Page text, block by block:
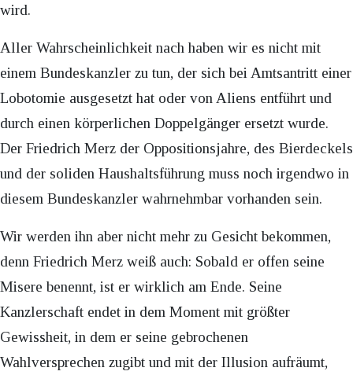
wird.
Aller Wahrscheinlichkeit nach haben wir es nicht mit
einem Bundeskanzler zu tun, der sich bei Amtsantritt einer
Lobotomie ausgesetzt hat oder von Aliens entführt und
durch einen körperlichen Doppelgänger ersetzt wurde.
Der Friedrich Merz der Oppositionsjahre, des Bierdeckels
und der soliden Haushaltsführung muss noch irgendwo in
diesem Bundeskanzler wahrnehmbar vorhanden sein.
Wir werden ihn aber nicht mehr zu Gesicht bekommen,
denn Friedrich Merz weiß auch: Sobald er offen seine
Misere benennt, ist er wirklich am Ende. Seine
Kanzlerschaft endet in dem Moment mit größter
Gewissheit, in dem er seine gebrochenen
Wahlversprechen zugibt und mit der Illusion aufräumt,